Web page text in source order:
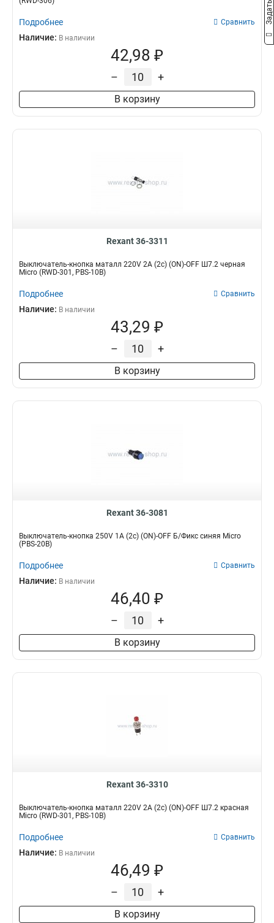
Подробнее Сравнить
Наличие: В наличии
42,98 ₽
– +
В корзину
Rexant 36-3311
Выключатель-кнопка маталл 220V 2А (2с) (ON)-OFF Ш7.2 черная
Micro (RWD-301, PBS-10B)
Подробнее Сравнить
Наличие: В наличии
43,29 ₽
– +
В корзину
Rexant 36-3081
Выключатель-кнопка 250V 1А (2с) (ON)-OFF Б/Фикс синяя Micro
(PBS-20В)
Подробнее Сравнить
Наличие: В наличии
46,40 ₽
– +
В корзину
Rexant 36-3310
Выключатель-кнопка маталл 220V 2А (2с) (ON)-OFF Ш7.2 красная
Micro (RWD-301, PBS-10B)
Подробнее Сравнить
Наличие: В наличии
46,49 ₽
– +
В корзину